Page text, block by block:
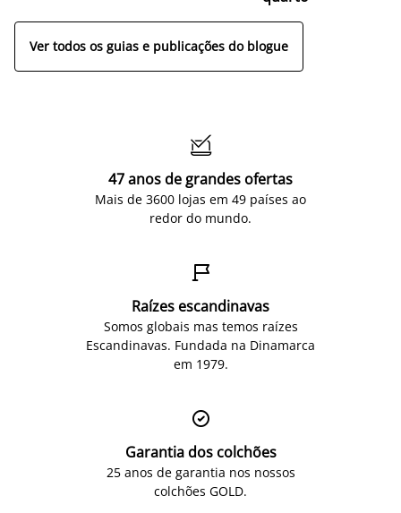
Ver todos os guias e publicações do blogue

47 anos de grandes ofertas
Mais de 3600 lojas em 49 países ao
redor do mundo.

Raízes escandinavas
Somos globais mas temos raízes
Escandinavas. Fundada na Dinamarca
em 1979.

Garantia dos colchões
25 anos de garantia nos nossos
colchões GOLD.